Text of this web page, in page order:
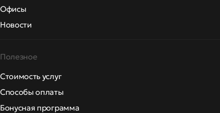
Офисы
Новости
Полезное
Стоимость услуг
Способы оплаты
Бонусная программа